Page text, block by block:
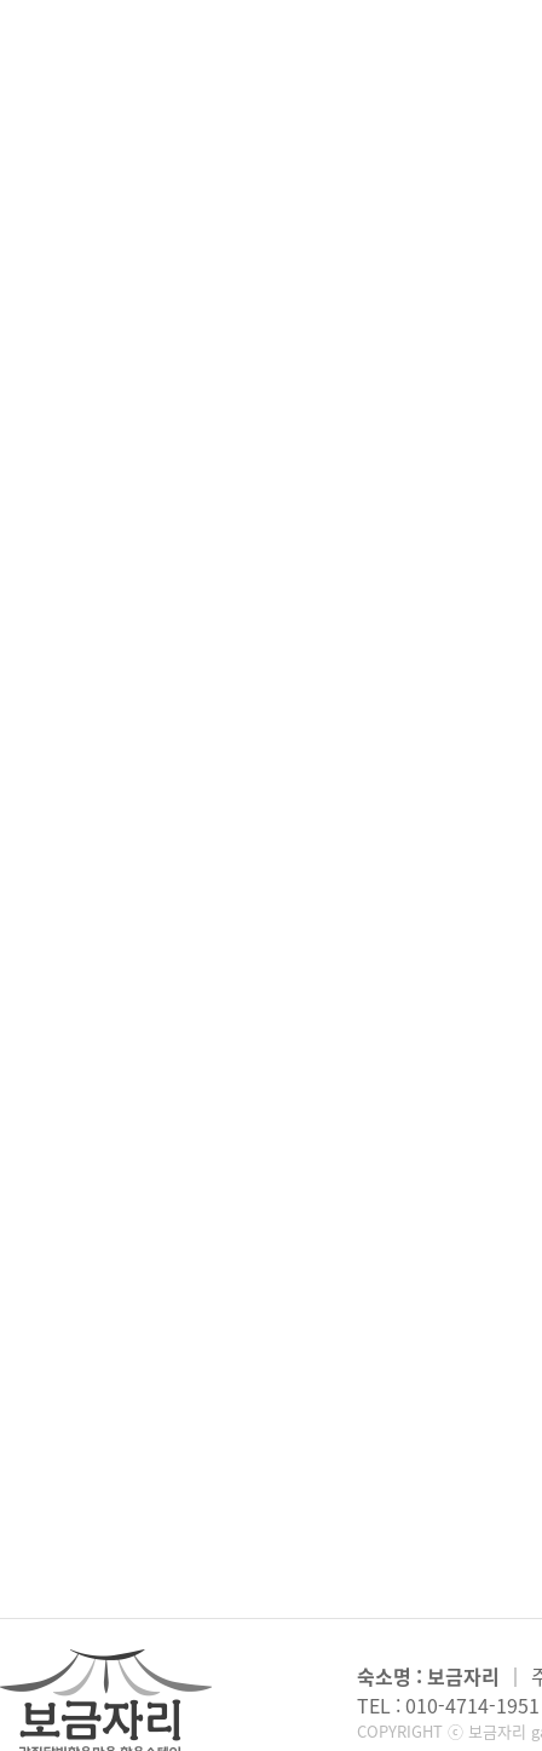
숙소명 : 보금자리 ｜
TEL : 010-4714-1951
COPYRIGHT ⓒ 보금자리